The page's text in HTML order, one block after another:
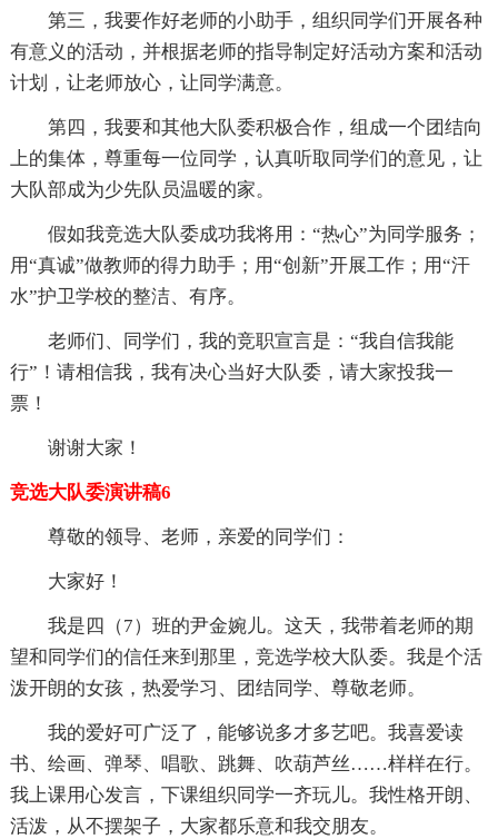
第三，我要作好老师的小助手，组织同学们开展各种
有意义的活动，并根据老师的指导制定好活动方案和活动
计划，让老师放心，让同学满意。
第四，我要和其他大队委积极合作，组成一个团结向
上的集体，尊重每一位同学，认真听取同学们的意见，让
大队部成为少先队员温暖的家。
假如我竞选大队委成功我将用：“热心”为同学服务；
用“真诚”做教师的得力助手；用“创新”开展工作；用“汗
水”护卫学校的整洁、有序。
老师们、同学们，我的竞职宣言是：“我自信我能
行”！请相信我，我有决心当好大队委，请大家投我一
票！
谢谢大家！
竞选大队委演讲稿6
尊敬的领导、老师，亲爱的同学们：
大家好！
我是四（7）班的尹金婉儿。这天，我带着老师的期
望和同学们的信任来到那里，竞选学校大队委。我是个活
泼开朗的女孩，热爱学习、团结同学、尊敬老师。
我的爱好可广泛了，能够说多才多艺吧。我喜爱读
书、绘画、弹琴、唱歌、跳舞、吹葫芦丝……样样在行。
我上课用心发言，下课组织同学一齐玩儿。我性格开朗、
活泼，从不摆架子，大家都乐意和我交朋友。